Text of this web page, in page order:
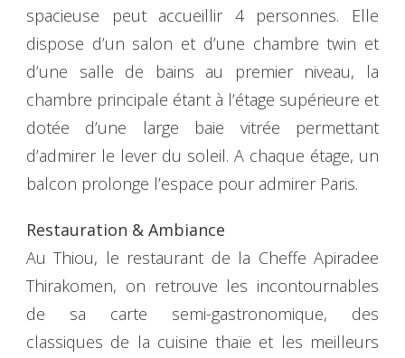
spacieuse peut accueillir 4 personnes. Elle
dispose d’un salon et d’une chambre twin et
d’une salle de bains au premier niveau, la
chambre principale étant à l’étage supérieure et
dotée d’une large baie vitrée permettant
d’admirer le lever du soleil. A chaque étage, un
balcon prolonge l’espace pour admirer Paris.
Restauration & Ambiance
Au Thiou, le restaurant de la Cheffe Apiradee
Thirakomen, on retrouve les incontournables
de sa carte semi-gastronomique, des
classiques de la cuisine thaïe et les meilleurs